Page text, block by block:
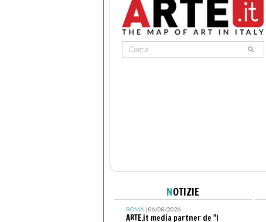
NOTIZIE
ROMA| 06/08/2026
ARTE.it media partner de "I